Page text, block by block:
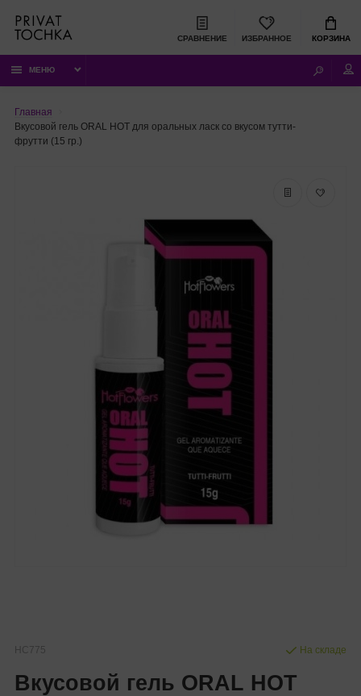
СРАВНЕНИЕ ИЗБРАННОЕ КОРЗИНА
МЕНЮ
Главная
Вкусовой гель ORAL HOT для оральных ласк со вкусом тутти-
фрутти (15 гр.)
HC775
Вкусовой гель ORAL HOT
На складе